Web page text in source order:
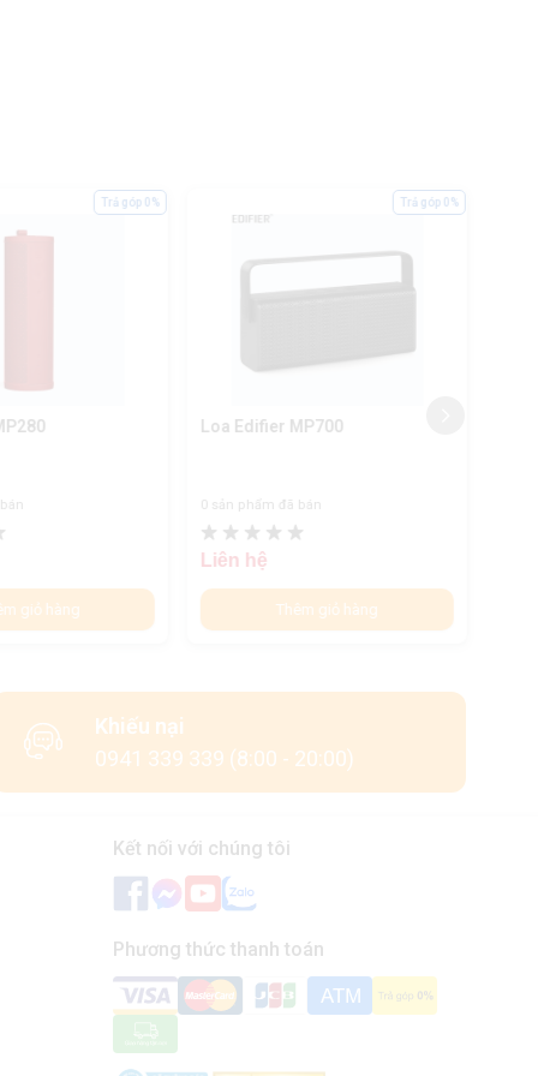
giỏ hàng
Trả góp 0%
Loa Edifier MP700
0 sản phẩm đã bán
Liên hệ
Thêm giỏ hàng
Trả góp 0%
Khiếu nại
0941 339 339 (8:00 - 20:00)
Kết nối với chúng tôi
Phương thức thanh toán